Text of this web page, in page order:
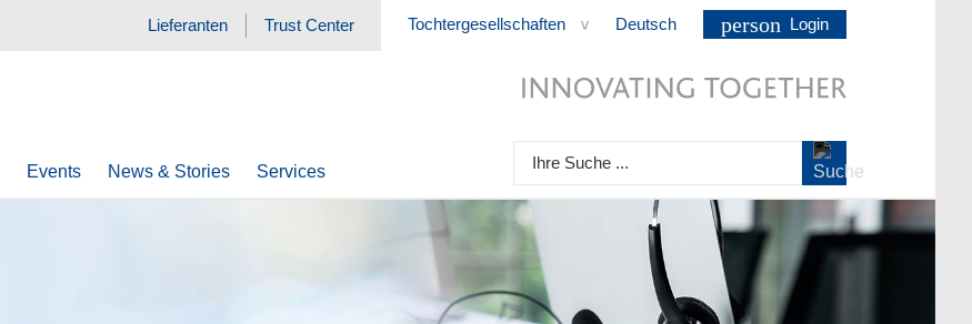
Lieferanten Trust Center Tochtergesellschaften > Deutsch person Login
Events News & Stories Services